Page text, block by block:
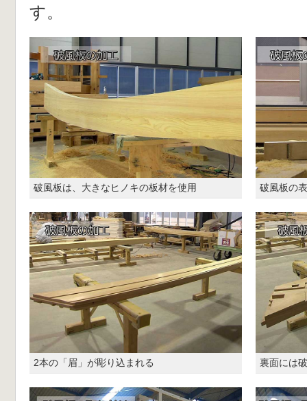
す。
破風板は、大きなヒノキの板材を使用 破風板の
2本の「眉」が彫り込まれる 裏面には